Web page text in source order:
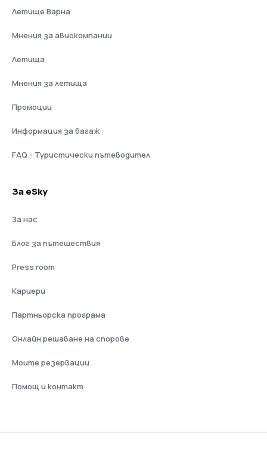
Летище Варна
Мнения за авиокомпании
Летища
Мнения за летища
Промоции
Информация за багаж
FAQ - Туристически пътеводител
За eSky
За нас
Блог за пътешествия
Press room
Кариери
Партньорска програма
Онлайн решаване на спорове
Моите резервации
Помощ и контакт